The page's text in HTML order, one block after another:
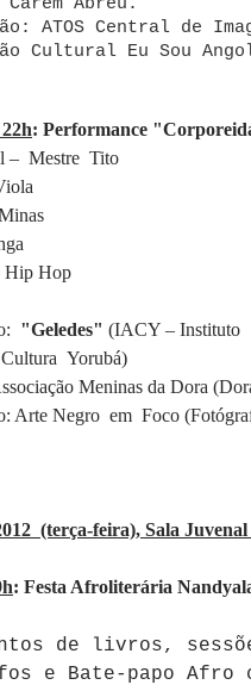
ATOS Central de
Cultural Eu Sou
: Performance
– Mestre Tito
Hip Hop
"Geledes" (IACY – Instituto
Yorubá)
Meninas da Dora
Arte Negro em Foco
(terça-feira), Sala Juvenal
: Festa Afroliterária
de livros,
e Bate-papo Afro